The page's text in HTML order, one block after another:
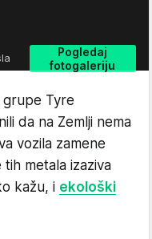
Pogledaj
fotogaleriju
Tyre
da na Zemlji nema
vozila zamene
metala izaziva
kažu, i ekološki